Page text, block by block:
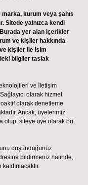
kurum veya şahıs
Sitede yalnızca kendi
Burada yer alan içerikler
ve kişiler hakkında
kişiler ile isim
bilgiler taslak
ve İletişim
olarak hizmet
olarak denetleme
Ancak, üyelerimiz
olup, siteye üye olarak bu
düşündüğünüz
bildirmeniz halinde,